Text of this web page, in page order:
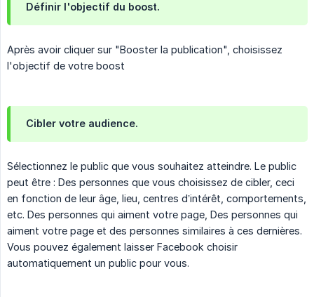
Définir l'objectif du boost.
Après avoir cliquer sur "Booster la publication", choisissez
l'objectif de votre boost
Cibler votre audience.
Sélectionnez le public que vous souhaitez atteindre. Le public
peut être : Des personnes que vous choisissez de cibler, ceci
en fonction de leur âge, lieu, centres d’intérêt, comportements,
etc. Des personnes qui aiment votre page, Des personnes qui
aiment votre page et des personnes similaires à ces dernières.
Vous pouvez également laisser Facebook choisir
automatiquement un public pour vous.